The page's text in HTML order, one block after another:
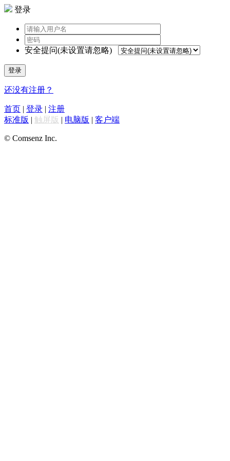
登录
安全提问(未设置请忽略)
登录
还没有注册？
首页 | 登录 | 注册
标准版 | 触屏版 | 电脑版 | 客户端
© Comsenz Inc.